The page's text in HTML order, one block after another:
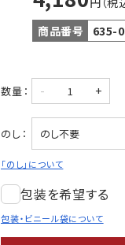
商品番号
635-
数量： - +
のし：
「のし」について
包装を希望する
包装・ビニール袋について